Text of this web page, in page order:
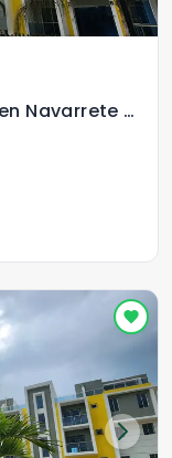
Exclusivo Pent House en Venta en Navarrete Santiago R.D